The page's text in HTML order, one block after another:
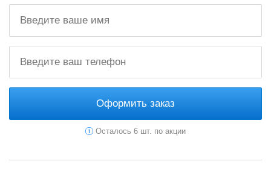
Оформить заказ
Осталось 6 шт. по акции